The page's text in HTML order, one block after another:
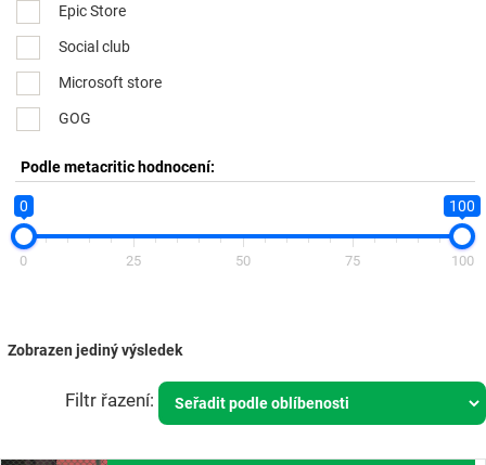
Epic Store
Social club
Microsoft store
GOG
Podle metacritic hodnocení:
0 100
0 25 50 75 100
Zobrazen jediný výsledek